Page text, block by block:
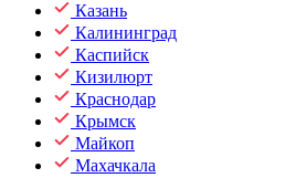
Казань
Калининград
Каспийск
Кизилюрт
Краснодар
Крымск
Майкоп
Махачкала